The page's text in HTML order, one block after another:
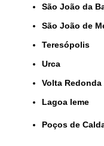
São João da
São João de
Teresópolis
Urca
Volta Redonda
lagoa leme
Poços de